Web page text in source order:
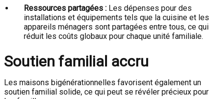
Ressources partagées : Les dépenses pour des
installations et équipements tels que la cuisine et les
appareils ménagers sont partagées entre tous, ce qui
réduit les coûts globaux pour chaque unité familiale.
Soutien familial accru
Les maisons bigénérationnelles favorisent également un
soutien familial solide, ce qui peut se révéler précieux pour